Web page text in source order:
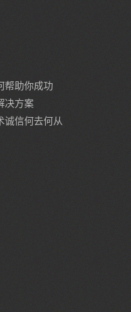
帮助你成功
决方案
诚信何去何从